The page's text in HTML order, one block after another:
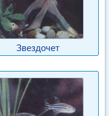
Звездочет